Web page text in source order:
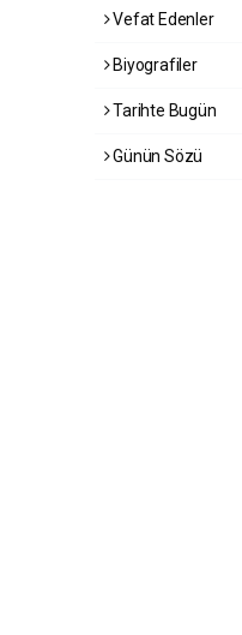
Vefat Edenler
Biyografiler
Tarihte Bugün
Günün Sözü